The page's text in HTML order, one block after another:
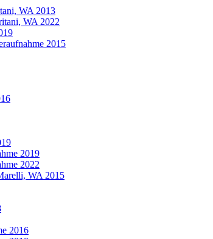
WA 2013
WA 2022
2015
2019
2022
WA 2015
2016